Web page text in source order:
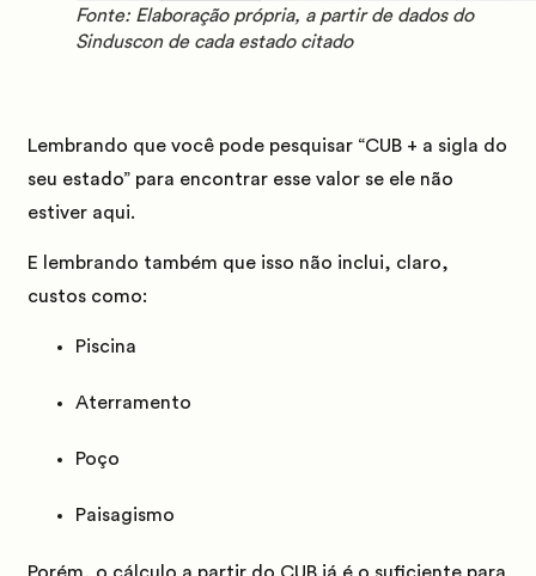
Fonte: Elaboração própria, a partir de dados do
Sinduscon de cada estado citado
Lembrando que você pode pesquisar “CUB + a sigla do
seu estado” para encontrar esse valor se ele não
estiver aqui.
E lembrando também que isso não inclui, claro,
custos como:
Piscina
Aterramento
Poço
Paisagismo
Porém, o cálculo a partir do CUB já é o suficiente para